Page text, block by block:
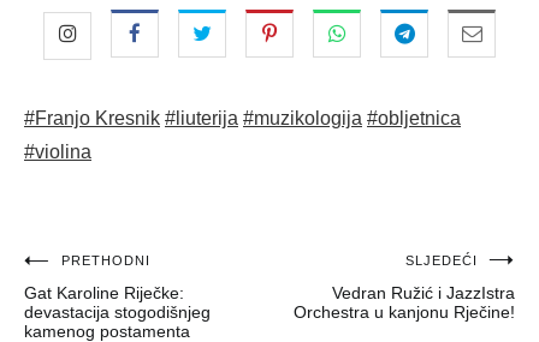
#Franjo Kresnik #liuterija #muzikologija #obljetnica
#violina
Navigacija
objava
PRETHODNI
Gat Karoline Riječke:
devastacija stogodišnjeg
kamenog postamenta
SLJEDEĆI
Vedran Ružić i JazzIstra
Orchestra u kanjonu Rječine!